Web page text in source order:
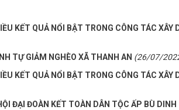
KẾT QUẢ NỔI BẬT TRONG CÔNG TÁC
TỰ GIẢM NGHÈO XÃ THANH AN (26/07/
KẾT QUẢ NỔI BẬT TRONG CÔNG TÁC
ĐẠI ĐOÀN KẾT TOÀN DÂN TỘC ẤP BÙ DINH